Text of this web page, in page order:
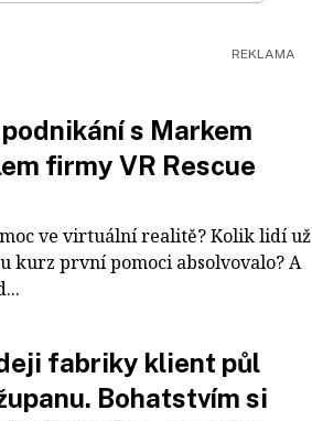
s Markem
firmy VR Rescue
ve virtuální realitě? Kolik lidí už
kurz první pomoci absolvovalo? A
fabriky klient půl
Bohatstvím si